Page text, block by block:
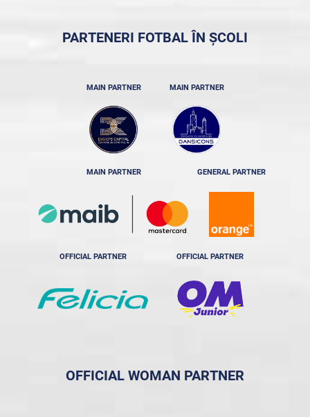
PARTENERI FOTBAL ÎN ȘCOLI
MAIN PARTNER MAIN PARTNER
MAIN PARTNER GENERAL PARTNER
OFFICIAL PARTNER OFFICIAL PARTNER
OFFICIAL WOMAN PARTNER